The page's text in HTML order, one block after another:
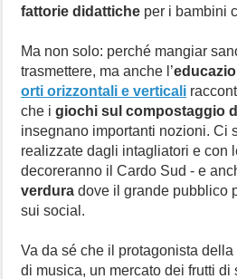
fattorie didattiche per i bambini
Ma non solo: perché mangiar
trasmettere, ma anche l’
orti orizzontali e verticali
che i giochi sul compostaggio
insegnano importanti nozioni. Ci
realizzate dagli intagliatori e con
decoreranno il Cardo Sud - e
verdura dove il grande pubblico
sui social.
Va da sé che il protagonista della
di musica, un mercato dei frutti di